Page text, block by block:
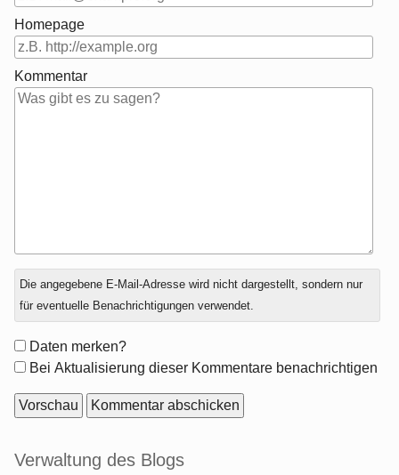
Homepage
Kommentar
Antwort
zu
Die angegebene E-Mail-Adresse wird nicht dargestellt, sondern nur
für eventuelle Benachrichtigungen verwendet.
Formular-
Optionen
Daten merken?
Bei Aktualisierung dieser Kommentare benachrichtigen
Seitenleiste
Verwaltung des Blogs